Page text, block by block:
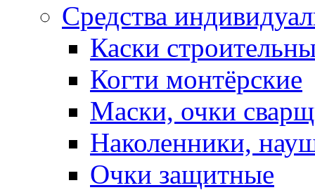
Средства
Каски
Когти монтёрские
Маски, очки
Наколенники,
Очки защитные